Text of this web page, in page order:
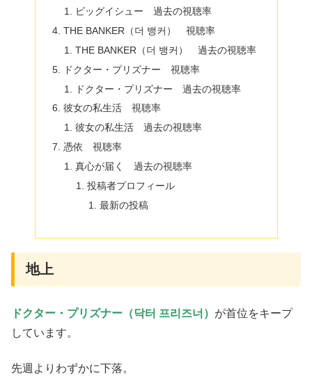
ビッグイシュー 過去の視聴率
THE BANKER（더 뱅커） 視聴率
THE BANKER（더 뱅커） 過去の視聴率
ドクター・プリズナー 視聴率
ドクター・プリズナー 過去の視聴率
彼女の私生活 視聴率
彼女の私生活 過去の視聴率
憑依 視聴率
真心が届く 過去の視聴率
投稿者プロフィール
最新の投稿
地上
ドクター・プリズナー（닥터 프리즈너） が首位をキープ
しています。
先週よりわずかに下落。